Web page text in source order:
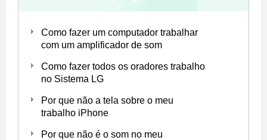
Como fazer um computador trabalhar
com um amplificador de som
Como fazer todos os oradores trabalho
no Sistema LG
Por que não a tela sobre o meu
trabalho iPhone
Por que não é o som no meu